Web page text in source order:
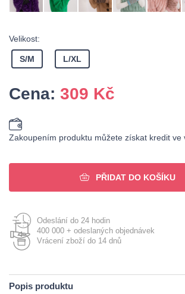
Velikost:
S/M L/XL
Cena: 309 Kč
Zakoupením produktu můžete získat kredit ve
PŘIDAT DO KOŠÍKU
Odeslání do 24 hodin
400 000 + odeslaných objednávek
Vrácení zboží do 14 dnů
Popis produktu